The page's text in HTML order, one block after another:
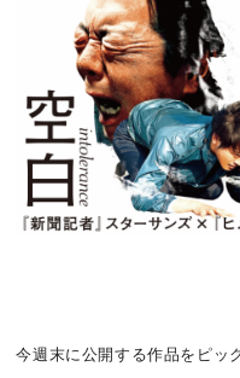
Podcast
KIQ REPORTとは?
お問い合わせ
OFFICIAL
T
今週末に公開する作品をピッ